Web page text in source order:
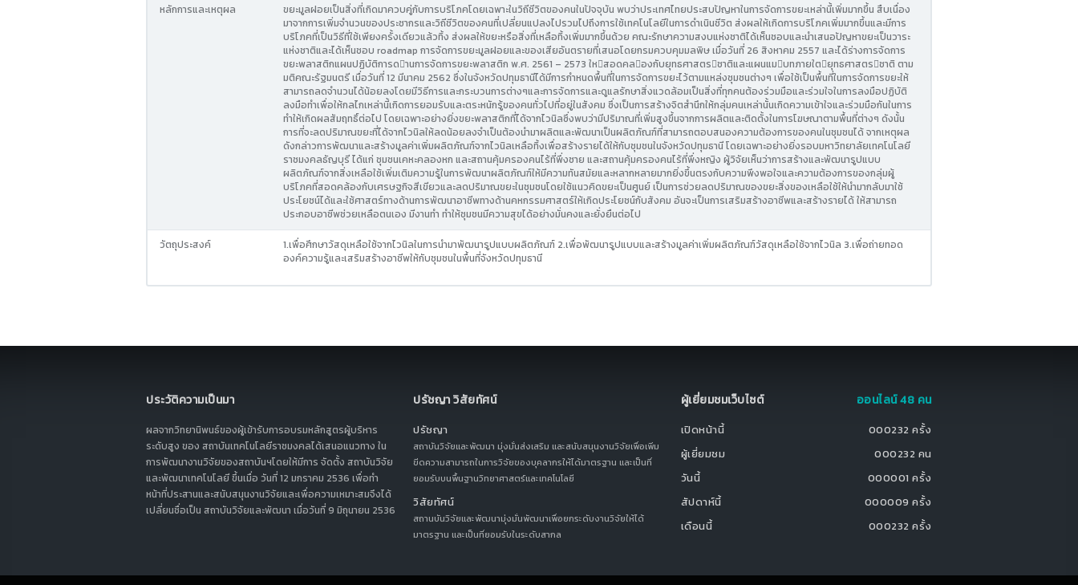
หลักการและเหตุผล
ขยะมูลฝอยเป็นสิ่งที่เกิดมาควบคู่กับการบริโภคโดยเฉพาะในวิถีชีวิตของคนในปัจจุบัน พบว่าประเทศไทยประสบปัญหาในการจัดการขยะเหล่านี้เพิ่มมากขึ้น สืบเนื่อง
มาจากการเพิ่มจำนวนของประชากรและวิถีชีวิตของคนที่เปลี่ยนแปลงไปรวมไปถึงการใช้เทคโนโลยีในการดำเนินชีวิต ส่งผลให้เกิดการบริโภคเพิ่มมากขึ้นและมีการ
บริโภคที่เป็นวิธีที่ใช้เพียงครั้งเดียวแล้วทิ้ง ส่งผลให้ขยะหรือสิ่งที่เหลือทิ้งเพิ่มมากขึ้นด้วย คณะรักษาความสงบแห่งชาติได้เห็นชอบและนำเสนอปัญหาขยะเป็นวาระ
แห่งชาติและได้เห็นชอบ roadmap การจัดการขยะมูลฝอยและของเสียอันตรายที่เสนอโดยกรมควบคุมมลพิษ เมื่อวันที่ 26 สิงหาคม 2557 และได้ร่างการจัดการ
ขยะพลาสติกแผนปฏิบัติการดานการจัดการขยะพลาสติก พ.ศ. 2561 – 2573 ใหสอดคลองกับยุทธศาสตรชาติและแผนแมบทภายใตยุทธศาสตรชาติ ตาม
มติคณะรัฐมนตรี เมื่อวันที่ 12 มีนาคม 2562 ซึ่งในจังหวัดปทุมธานีได้มีการกำหนดพื้นที่ในการจัดการขยะไว้ตามแหล่งชุมชนต่างๆ เพื่อใช้เป็นพื้นที่ในการจัดการขยะให้
สามารถลดจำนวนได้น้อยลงโดยมีวิธีการและกระบวนการต่างๆและการจัดการและดูแลรักษาสิ่งแวดล้อมเป็นสิ่งที่ทุกคนต้องร่วมมือและร่วมใจในการลงมือปฏิบัติ
ลงมือทำเพื่อให้กลไกเหล่านี้เกิดการยอมรับและตระหนักรู้ของคนทั่วไปที่อยู่ในสังคม ซึ่งเป็นการสร้างจิตสำนึกให้กลุ่มคนเหล่านั้นเกิดความเข้าใจและร่วมมือกันในการ
ทำให้เกิดผลสัมฤทธิ์ต่อไป โดยเฉพาะอย่างยิ่งขยะพลาสติกที่ได้จากไวนิลซึ่งพบว่ามีปริมาณที่เพิ่มสูงขึ้นจากการผลิตและติดตั้งในการโฆษณาตามพื้นที่ต่างๆ ดังนั้น
การที่จะลดปริมาณขยะที่ได้จากไวนิลให้ลดน้อยลงจำเป็นต้องนำมาผลิตและพัฒนาเป็นผลิตภัณฑ์ที่สามารถตอบสนองความต้องการของคนในชุมชนได้ จากเหตุผล
ดังกล่าวการพัฒนาและสร้างมูลค่าเพิ่มผลิตภัณฑ์จากไวนิลเหลือทิ้งเพื่อสร้างรายได้ให้กับชุมชนในจังหวัดปทุมธานี โดยเฉพาะอย่างยิ่งรอบมหาวิทยาลัยเทคโนโลยี
ราชมงคลธัญบุรี ได้แก่ ชุมชนเคหะคลองหก และสถานคุ้มครองคนไร้ที่พึ่งชาย และสถานคุ้มครองคนไร้ที่พึ่งหญิง ผู้วิจัยเห็นว่าการสร้างและพัฒนารูปแบบ
ผลิตภัณฑ์จากสิ่งเหลือใช้เพิ่มเติมความรู้ในการพัฒนาผลิตภัณฑ์ให้มีความทันสมัยและหลากหลายมากยิ่งขึ้นตรงกับความพึงพอใจและความต้องการของกลุ่มผู้
บริโภคที่สอดคล้องกับเศรษฐกิจสีเขียวและลดปริมาณขยะในชุมชนโดยใช้แนวคิดขยะเป็นศูนย์ เป็นการช่วยลดปริมาณของขยะสิ่งของเหลือใช้ให้นำมากลับมาใช้
ประโยชน์ได้และใช้ศาสตร์ทางด้านการพัฒนาอาชีพทางด้านคหกรรมศาสตร์ให้เกิดประโยชน์กับสังคม อันจะเป็นการเสริมสร้างอาชีพและสร้างรายได้ ให้สามารถ
ประกอบอาชีพช่วยเหลือตนเอง มีงานทำ ทำให้ชุมชนมีความสุขได้อย่างมั่นคงและยั่งยืนต่อไป
วัตถุประสงค์
1.เพื่อศึกษาวัสดุเหลือใช้จากไวนิลในการนำมาพัฒนารูปแบบผลิตภัณฑ์ 2.เพื่อพัฒนารูปแบบและสร้างมูลค่าเพิ่มผลิตภัณฑ์วัสดุเหลือใช้จากไวนิล 3.เพื่อถ่ายทอด
องค์ความรู้และเสริมสร้างอาชีพให้กับชุมชนในพื้นที่จังหวัดปทุมธานี
ประวัติความเป็นมา
ผลจากวิทยานิพนธ์ของผู้เข้ารับการอบรมหลักสูตรผู้บริหาร
ระดับสูง ของ สถาบันเทคโนโลยีราชมงคลได้เสนอแนวทาง ใน
การพัฒนางานวิจัยของสถาบันฯโดยให้มีการ จัดตั้ง สถาบันวิจัย
และพัฒนาเทคโนโลยี ขึ้นเมื่อ วันที่ 12 มกราคม 2536 เพื่อทำ
หน้าที่ประสานและสนับสนุนงานวิจัยและเพื่อความเหมาะสมจึงได้
เปลี่ยนชื่อเป็น สถาบันวิจัยและพัฒนา เมื่อวันที่ 9 มิถุนายน 2536
ปรัชญา วิสัยทัศน์
ปรัชญา
สถาบันวิจัยและพัฒนา มุ่งมั่นส่งเสริม และสนับสนุนงานวิจัยเพื่อเพิ่ม
ขีดความสามารถในการวิจัยของบุคลากรให้ได้มาตรฐาน และเป็นที่
ยอมรับบนพื้นฐานวิทยาศาสตร์และเทคโนโลยี
วิสัยทัศน์
สถานบันวิจัยและพัฒนามุ่งมั่นพัฒนาเพื่อยกระดับงานวิจัยให้ได้
มาตรฐาน และเป็นที่ยอมรับในระดับสากล
ผู้เยี่ยมชมเว็บไซต์ ออนไลน์ 48 คน
เปิดหน้านี้
000232 ครั้ง
ผู้เยี่ยมชม
000232 คน
วันนี้
000001 ครั้ง
สัปดาห์นี้
000009 ครั้ง
เดือนนี้
000232 ครั้ง